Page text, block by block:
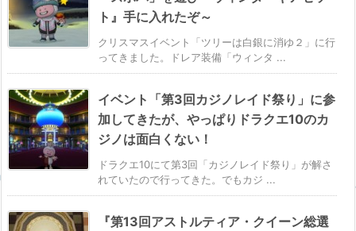
ト』手に入れたぞ～
クリスマスイベント「ツリーは白銀に消ゆ２」に行
ってきました。ドレア装備「ウィンタ ...
イベント「第3回カジノレイド祭り」に参
加してきたが、やっぱりドラクエ10のカ
ジノは面白くない！
ドラクエ10にて第3回「カジノレイド祭り」が解さ
れていたので行ってきた。でもカジ ...
『第13回アストルティア・クイーン総選